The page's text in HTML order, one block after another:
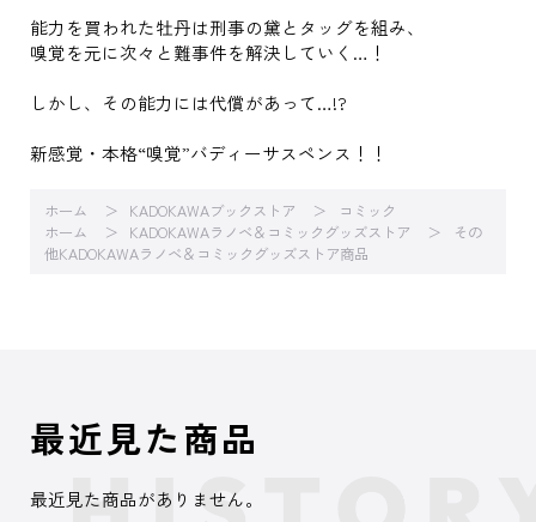
能力を買われた牡丹は刑事の黛とタッグを組み、
嗅覚を元に次々と難事件を解決していく…！
しかし、その能力には代償があって…!?
新感覚・本格“嗅覚”バディーサスペンス！！
ホーム KADOKAWAブックストア
コミック
ホーム
KADOKAWAラノベ＆コミックグッズストア
その
他KADOKAWAラノベ＆コミックグッズストア商品
最近見た商品
最近見た商品がありません。